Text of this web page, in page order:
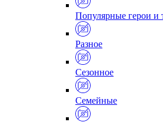
Популярные герои и
Разное
Сезонное
Семейные